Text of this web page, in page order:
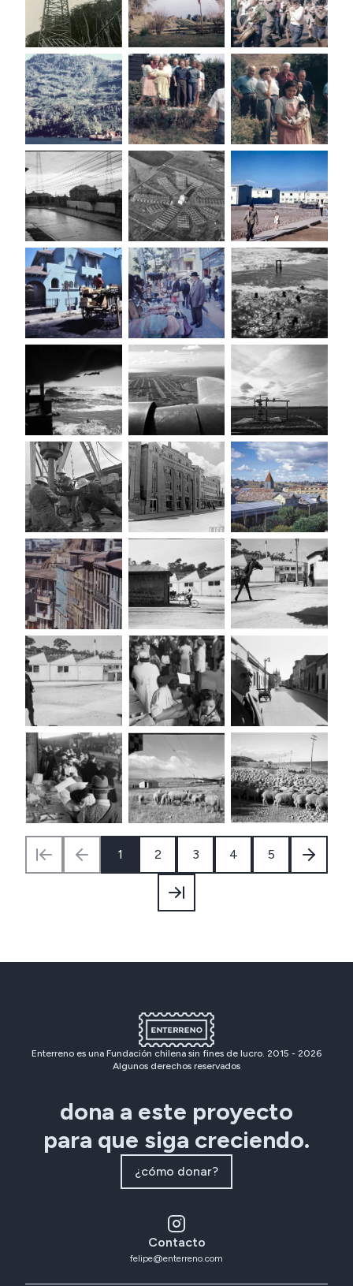
1 2 3 4 5
Enterreno es una Fundación chilena sin fines de lucro. 2015 - 2026
Algunos derechos reservados
dona a este proyecto
para que siga creciendo.
¿cómo donar?
Contacto
felipe@enterreno.com